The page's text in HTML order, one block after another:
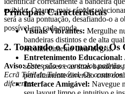
Principais Características
Visuais Vibrantes: Mergulhe
bandeiras distintos e de alta
reconhecimento uma alegria.
Entretenimento Educacional:
sobre países e as suas
perfeitamente diversão com
Interface Amigável: Navegue
exibido. Quanto mais rápido
será a sua pontuação, desafiando-o a
possível em cada ronda.
2. Tomando o Comando: Os
Aviso: Estes são os controlos padrão
Ecrã Tátil de Telemóvel. Os
diferentes.